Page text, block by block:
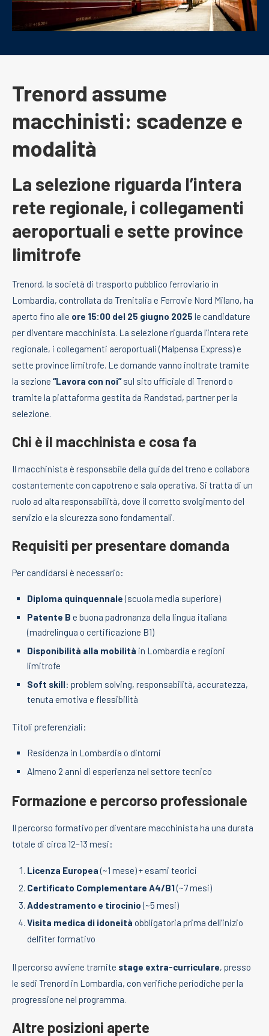
Trenord assume
macchinisti: scadenze e
modalità
La selezione riguarda l’intera
rete regionale, i collegamenti
aeroportuali e sette province
limitrofe
Trenord, la società di trasporto pubblico ferroviario in
Lombardia, controllata da Trenitalia e Ferrovie Nord Milano, ha
aperto fino alle ore 15:00 del 25 giugno 2025 le candidature
per diventare macchinista. La selezione riguarda l’intera rete
regionale, i collegamenti aeroportuali (Malpensa Express) e
sette province limitrofe. Le domande vanno inoltrate tramite
la sezione “Lavora con noi”sul sito ufficiale di Trenord o
tramite la piattaforma gestita da Randstad, partner per la
selezione.
Chi è il macchinista e cosa fa
Il macchinista è responsabile della guida del treno e collabora
costantemente con capotreno e sala operativa. Si tratta di un
ruolo ad alta responsabilità, dove il corretto svolgimento del
servizio e la sicurezza sono fondamentali.
Requisiti per presentare domanda
Per candidarsi è necessario:
Diploma quinquennale(scuola media superiore)
Patente B e buona padronanza della lingua italiana
(madrelingua o certificazione B1)
Disponibilità alla mobilità in Lombardia e regioni
limitrofe
Soft skill: problem solving, responsabilità, accuratezza,
tenuta emotiva e flessibilità
Titoli preferenziali:
Residenza in Lombardia o dintorni
Almeno 2 anni di esperienza nel settore tecnico
Formazione e percorso professionale
Il percorso formativo per diventare macchinista ha una durata
totale di circa 12–13 mesi:
Licenza Europea(~1 mese) + esami teorici
Certificato Complementare A4/B1(~7 mesi)
Addestramento e tirocinio(~5 mesi)
Visita medica di idoneità obbligatoria prima dell’inizio
dell’iter formativo
Il percorso avviene tramite stage extra-curriculare, presso
le sedi Trenord in Lombardia, con verifiche periodiche per la
progressione nel programma.
Altre posizioni aperte